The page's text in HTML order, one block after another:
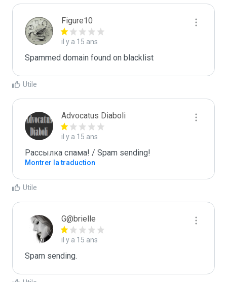
Figure10
il y a 15 ans
Spammed domain found on blacklist
Utile
Advocatus Diaboli
il y a 15 ans
Рассылка спама! / Spam sending!
Montrer la traduction
Utile
G@brielle
il y a 15 ans
Spam sending.